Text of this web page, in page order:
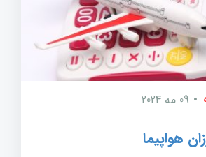
09 مه 2024
هواپیما